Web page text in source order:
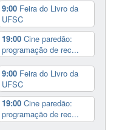
9:00 Feira do Livro da
UFSC
19:00Cine paredão:
programação de rec...
9:00 Feira do Livro da
UFSC
19:00Cine paredão:
programação de rec...